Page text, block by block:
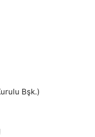
Bşk.)